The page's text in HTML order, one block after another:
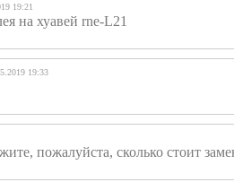
19:21
на хуавей rne-L21
19:33
пожалуйста, сколько стоит